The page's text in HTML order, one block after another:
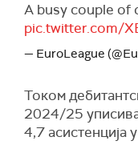
A busy couple of
pic.twitter.com/
— EuroLeague
Током
2024/25
4,7 асистенција